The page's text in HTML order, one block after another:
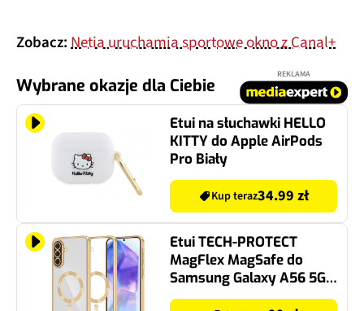
Zobacz:Netia uruchamia sportowe okno z Canal+
Wybrane okazje dla Ciebie
REKLAMA
Etui na słuchawki HELLO
KITTY do Apple AirPods
Pro Biały
Kup teraz34.99 zł
Etui TECH-PROTECT
MagFlex MagSafe do
Samsung Galaxy A56 5G
Przezroczysto-złoty